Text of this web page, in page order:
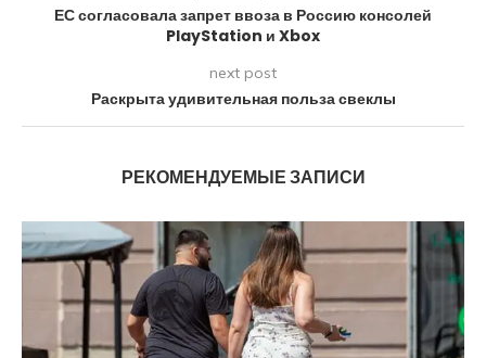
ЕС согласовала запрет ввоза в Россию консолей
PlayStation и Xbox
next post
Раскрыта удивительная польза свеклы
РЕКОМЕНДУЕМЫЕ ЗАПИСИ